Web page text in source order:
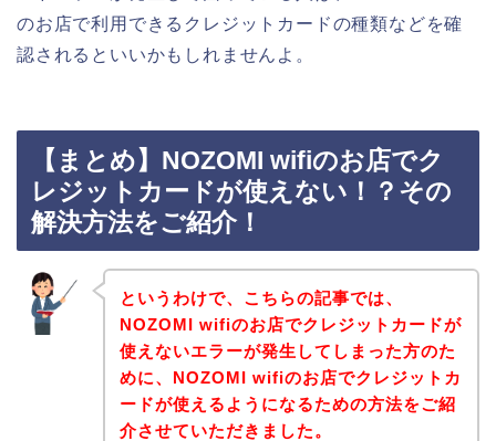
のお店で利用できるクレジットカードの種類などを確
認されるといいかもしれませんよ。
【まとめ】NOZOMI wifiのお店でク
レジットカードが使えない！？その
解決方法をご紹介！
というわけで、こちらの記事では、
NOZOMI wifiのお店でクレジットカードが
使えないエラーが発生してしまった方のた
めに、NOZOMI wifiのお店でクレジットカ
ードが使えるようになるための方法をご紹
介させていただきました。